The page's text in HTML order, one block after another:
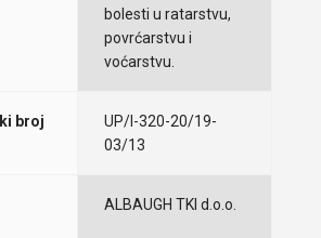
bolesti u ratarstvu,
povrćarstvu i
voćarstvu.
broj
UP/I-320-20/19-
03/13
ALBAUGH TKI d.o.o.